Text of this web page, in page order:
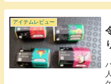
アイテムレビュー